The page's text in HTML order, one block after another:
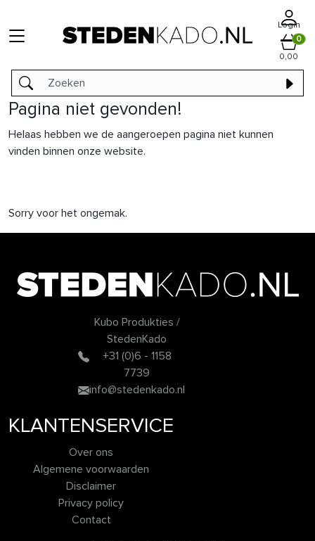
Login
0
0,00
Pagina niet gevonden!
Helaas hebben we de aangeroepen pagina niet kunnen
vinden binnen onze website.
Sorry voor het ongemak.
Kubo Produkties /
StedenKado
+31 (0)6 - 1158
7739
info@stedenkado.nl
KLANTENSERVICE
Over ons
Algemene voorwaarden
Disclaimer
Privacy policy
Contact